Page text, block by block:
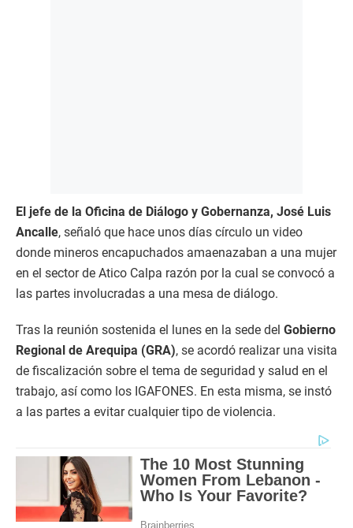
El jefe de la Oficina de Diálogo y Gobernanza, José Luis
Ancalle, señaló que hace unos días círculo un video
donde mineros encapuchados amaenazaban a una mujer
en el sector de Atico Calpa razón por la cual se convocó a
las partes involucradas a una mesa de diálogo.
Tras la reunión sostenida el lunes en la sede del Gobierno
Regional de Arequipa (GRA), se acordó realizar una visita
de fiscalización sobre el tema de seguridad y salud en el
trabajo, así como los IGAFONES. En esta misma, se instó
a las partes a evitar cualquier tipo de violencia.